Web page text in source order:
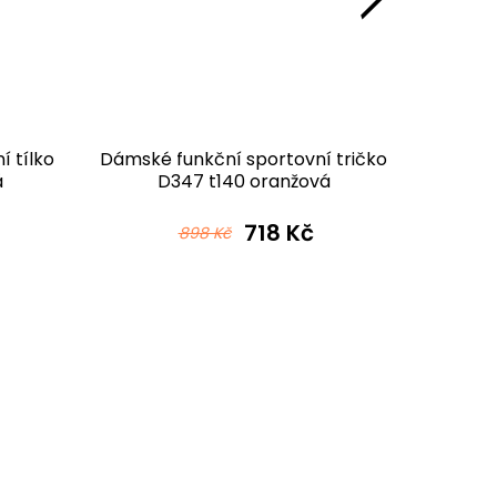
tílko
Dámské funkční sportovní tričko
D347 t140 oranžová
898 Kč 718 Kč